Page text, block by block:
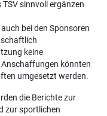
sinnvoll ergänzen
bei den Sponsoren
keine
könnten
umgesetzt werden.
die Berichte zur
zur sportlichen